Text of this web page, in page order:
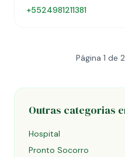
+5524981211381
Página 1 de
Outras categorias
Hospital
Pronto Socorro